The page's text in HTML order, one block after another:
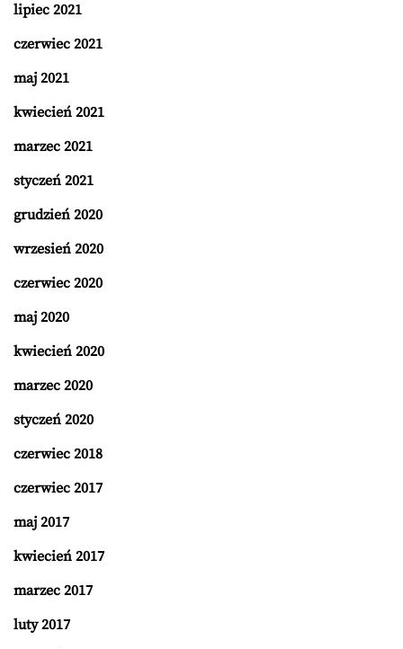
lipiec 2021
czerwiec 2021
maj 2021
kwiecień 2021
marzec 2021
styczeń 2021
grudzień 2020
wrzesień 2020
czerwiec 2020
maj 2020
kwiecień 2020
marzec 2020
styczeń 2020
czerwiec 2018
czerwiec 2017
maj 2017
kwiecień 2017
marzec 2017
luty 2017